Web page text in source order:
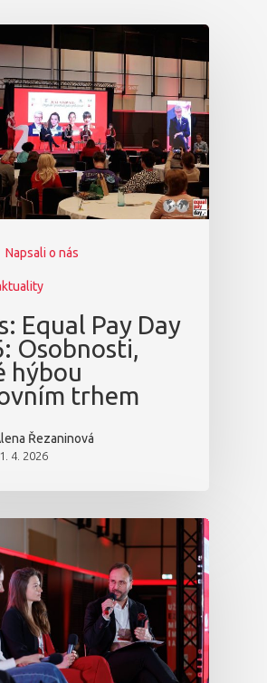
Napsali o nás
Equal Pay Day
Osobnosti,
hýbou
trhem
Řezaninová
4. 2026